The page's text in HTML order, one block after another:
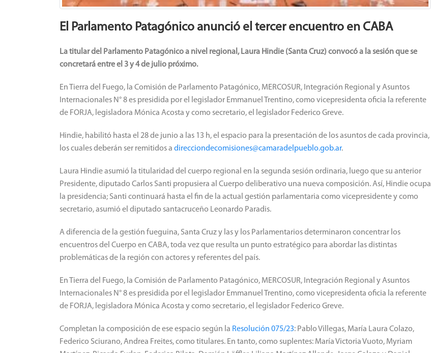
El Parlamento Patagónico anunció el tercer encuentro en CABA
La titular del Parlamento Patagónico a nivel regional, Laura Hindie (Santa Cruz) convocó a la sesión que se
concretará entre el 3 y 4 de julio próximo.
En Tierra del Fuego, la Comisión de Parlamento Patagónico, MERCOSUR, Integración Regional y Asuntos
Internacionales N° 8 es presidida por el legislador Emmanuel Trentino, como vicepresidenta oficia la referente
de FORJA, legisladora Mónica Acosta y como secretario, el legislador Federico Greve.
Hindie, habilitó hasta el 28 de junio a las 13 h, el espacio para la presentación de los asuntos de cada provincia,
los cuales deberán ser remitidos a direcciondecomisiones@camaradelpueblo.gob.ar.
Laura Hindie asumió la titularidad del cuerpo regional en la segunda sesión ordinaria, luego que su anterior
Presidente, diputado Carlos Santi propusiera al Cuerpo deliberativo una nueva composición. Así, Hindie ocupa
la presidencia; Santi continuará hasta el fin de la actual gestión parlamentaria como vicepresidente y como
secretario, asumió el diputado santacruceño Leonardo Paradis.
A diferencia de la gestión fueguina, Santa Cruz y las y los Parlamentarios determinaron concentrar los
encuentros del Cuerpo en CABA, toda vez que resulta un punto estratégico para abordar las distintas
problemáticas de la región con actores y referentes del país.
En Tierra del Fuego, la Comisión de Parlamento Patagónico, MERCOSUR, Integración Regional y Asuntos
Internacionales N° 8 es presidida por el legislador Emmanuel Trentino, como vicepresidenta oficia la referente
de FORJA, legisladora Mónica Acosta y como secretario, el legislador Federico Greve.
Completan la composición de ese espacio según la Resolución 075/23: Pablo Villegas, María Laura Colazo,
Federico Sciurano, Andrea Freites, como titulares. En tanto, como suplentes: María Victoria Vuoto, Myriam